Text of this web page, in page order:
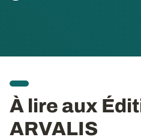
À lire aux
ARVALIS